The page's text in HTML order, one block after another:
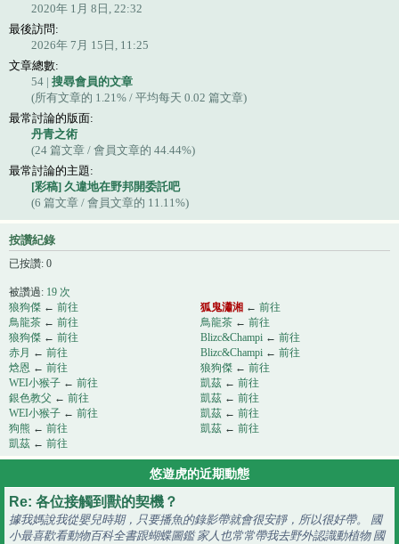
2020年 1月 8日, 22:32
最後訪問:
2026年 7月 15日, 11:25
文章總數:
54 | 搜尋會員的文章
(所有文章的 1.21% / 平均每天 0.02 篇文章)
最常討論的版面:
丹青之術
(24 篇文章 / 會員文章的 44.44%)
最常討論的主題:
[彩稿] 久違地在野邦開委託吧
(6 篇文章 / 會員文章的 11.11%)
按讚紀錄
已按讚: 0
被讚過: 19 次
狼狗傑 ← 前往 狐鬼瀟湘 ←前往
鳥龍茶 ← 前往 鳥龍茶 ←前往
狼狗傑 ← 前往 Blizc&Champi ←前往
赤月 ← 前往 Blizc&Champi ←前往
焓恩 ← 前往 狼狗傑 ←前往
WEI小猴子 ← 前往 凱茲 ←前往
銀色教父 ← 前往 凱茲 ←前往
WEI小猴子 ← 前往 凱茲 ←前往
狗熊 ← 前往 凱茲 ←前往
凱茲 ← 前往
悠遊虎的近期動態
Re: 各位接觸到獸的契機？
據我媽說我從嬰兒時期，只要播魚的錄影帶就會很安靜，所以很好帶。 國
小最喜歡看動物百科全書跟蝴蝶圖鑑 家人也常常帶我去野外認識動植物 國